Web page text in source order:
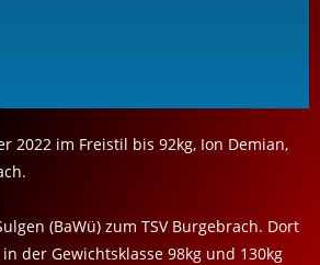
2022 im Freistil bis 92kg, Ion Demian,
(BaWü) zum TSV Burgebrach. Dort
der Gewichtsklasse 98kg und 130kg